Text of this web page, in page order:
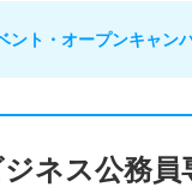
ント・オープンキャン
ネス公務員